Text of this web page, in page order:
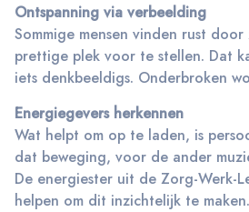
Ontspanning via verbeelding
Sommige mensen vinden rust
prettige plek voor te stellen. Dat
iets denkbeeldigs. Onderbroken
Energiegevers herkennen
Wat helpt om op te laden, is
dat beweging, voor de ander
De energiester uit de Zorg-Werk-
helpen om dit inzichtelijk te maken.